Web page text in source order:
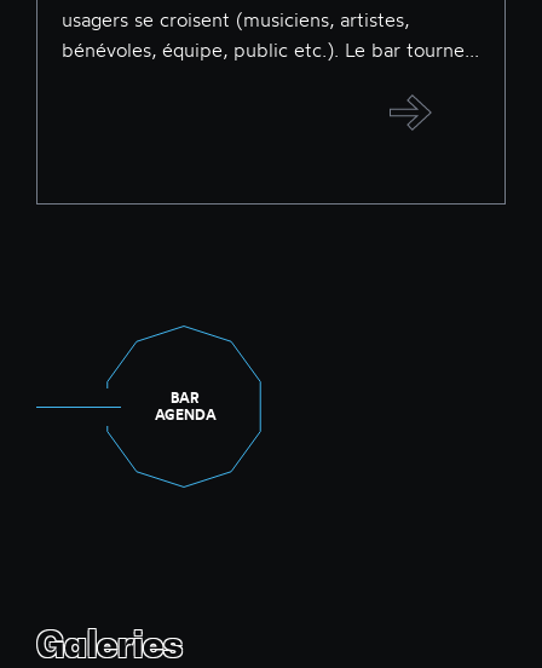
usagers se croisent (musiciens, artistes,
bénévoles, équipe, public etc.). Le bar tourne...
BAR
AGENDA
Galeries